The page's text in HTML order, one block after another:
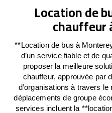
Location de
chauffeur
**Location de bus à
d’un service fiable et de
proposer la meilleure
chauffeur, approuvée par
d’organisations à travers
déplacements de groupe
services incluent la